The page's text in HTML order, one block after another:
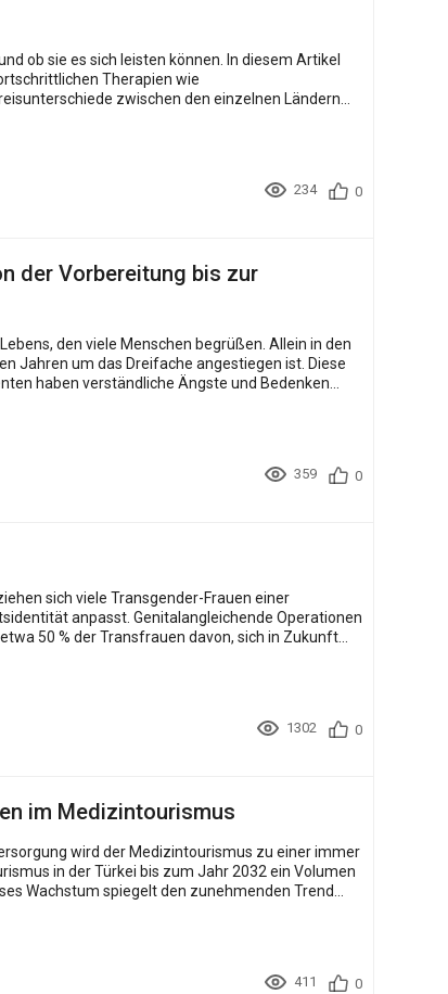
Therapien wie
zwischen den einzelnen Ländern
234 0
der Vorbereitung bis zur
den viele Menschen begrüßen. Allein in den
Jahren um das Dreifache angestiegen ist. Diese
haben verständliche Ängste und Bedenken
359 0
sich viele Transgender-Frauen einer
anpasst. Genitalangleichende Operationen
50 % der Transfrauen davon, sich in Zukunft
1302 0
im Medizintourismus
wird der Medizintourismus zu einer immer
in der Türkei bis zum Jahr 2032 ein Volumen
411 0